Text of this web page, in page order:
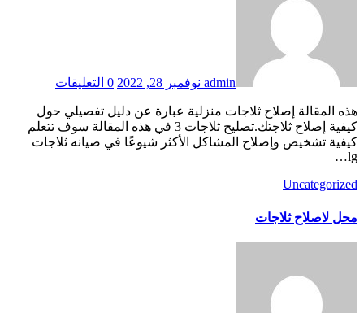
admin نوفمبر 28, 2022 0 التعليقات
هذه المقالة إصلاح ثلاجات منزلية عبارة عن دليل تفصيلي حول
كيفية إصلاح ثلاجتك.تصليح ثلاجات 3 في هذه المقالة سوف تتعلم
كيفية تشخيص وإصلاح المشاكل الأكثر شيوعًا في صيانه ثلاجات
lg…
Uncategorized
محل لاصلاح ثلاجات